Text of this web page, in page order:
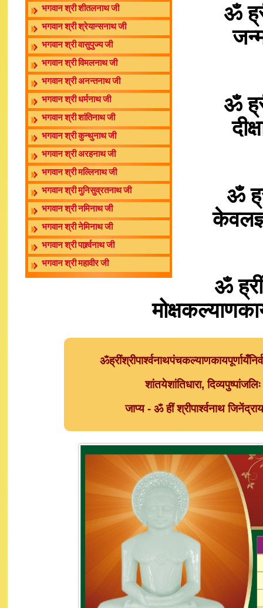
भगवान श्री शीतलनाथ जी
भगवान श्री श्रेयान्सनाथ जी
भगवान श्री वासुपुज्य जी
भगवान श्री विमलनाथ जी
भगवान श्री अनन्तनाथ जी
भगवान श्री धर्मनाथ जी
भगवान श्री शांतिनाथ जी
भगवान श्री कुन्थुनाथ जी
भगवान श्री अरहनाथ जी
भगवान श्री मल्लिनाथ जी
भगवान श्री मुनिसुव्रतनाथ जी
भगवान श्री नमिनाथ जी
भगवान श्री नेमिनाथ जी
भगवान श्री पार्श्र्वनाथ जी
भगवान श्री महावीर जी
ॐ
ॐ
ॐ
ॐ
शांतयेशांतिधारा,
जाप्य - ॐ हीं श्रीपार्श्वनाथ